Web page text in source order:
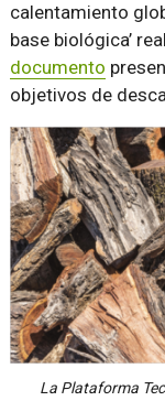
calentamiento
base biológica’
documento
objetivos de
La Plataforma